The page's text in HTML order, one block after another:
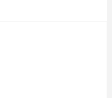
z 5 hviezdičiek.